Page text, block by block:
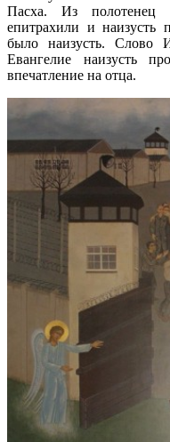
Пасха. Из полотенец
епитрахили и наизусть
было наизусть. Слово
Евангелие наизусть
впечатление на отца.